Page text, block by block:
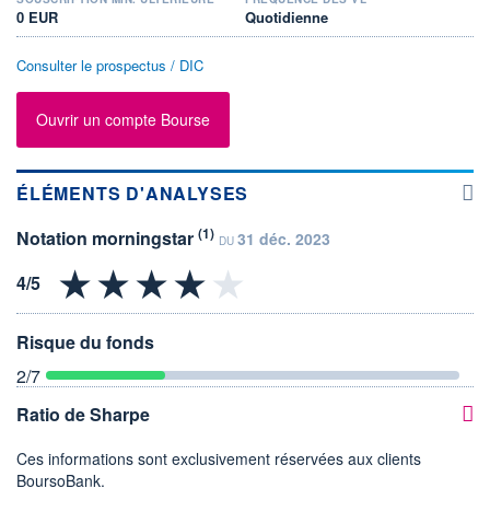
0 EUR Quotidienne
Consulter le prospectus / DIC
Ouvrir un compte Bourse
ÉLÉMENTS D'ANALYSES
Notation morningstar (1) DU 31 déc. 2023
Risque du fonds
2/7
Ratio de Sharpe
Ces informations sont exclusivement réservées aux clients
BoursoBank.